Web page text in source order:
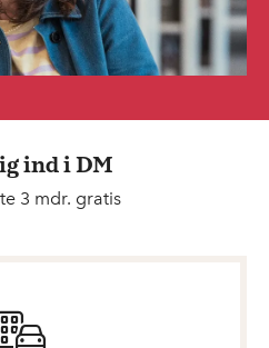
ind i DM
3 mdr. gratis